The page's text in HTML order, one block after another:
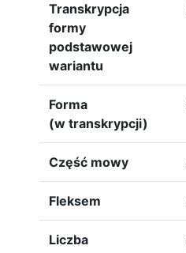
Transkrypcja
formy
podstawowej
wariantu
Forma
(w transkrypcji)
Część mowy
Fleksem
Liczba